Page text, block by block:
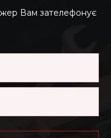
Вам зателефонує